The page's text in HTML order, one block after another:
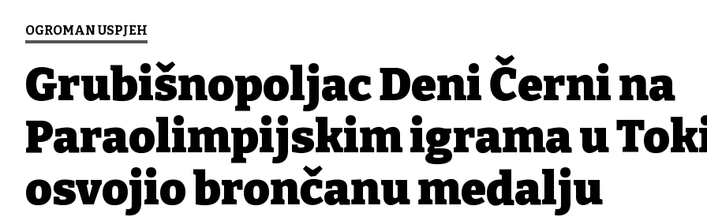
OGROMAN USPJEH
Grubišnopoljac Deni Černi na
Paraolimpijskim igrama u
osvojio brončanu medalju